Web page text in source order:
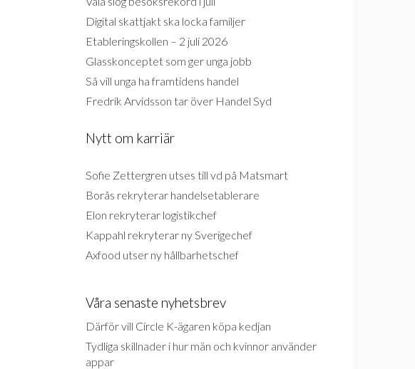
Digital skattjakt ska locka familjer
Etableringskollen – 2 juli 2026
Glasskonceptet som ger unga jobb
Så vill unga ha framtidens handel
Fredrik Arvidsson tar över Handel Syd
Nytt om karriär
Sofie Zettergren utses till vd på Matsmart
Borås rekryterar handelsetablerare
Elon rekryterar logistikchef
Kappahl rekryterar ny Sverigechef
Axfood utser ny hållbarhetschef
Våra senaste nyhetsbrev
Därför vill Circle K-ägaren köpa kedjan
Tydliga skillnader i hur män och kvinnor använder
appar